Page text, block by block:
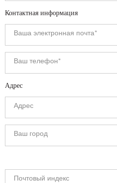
Контактная информация
Адрес